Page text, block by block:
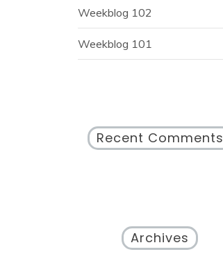
Weekblog 102
Weekblog 101
Recent Comments
Archives